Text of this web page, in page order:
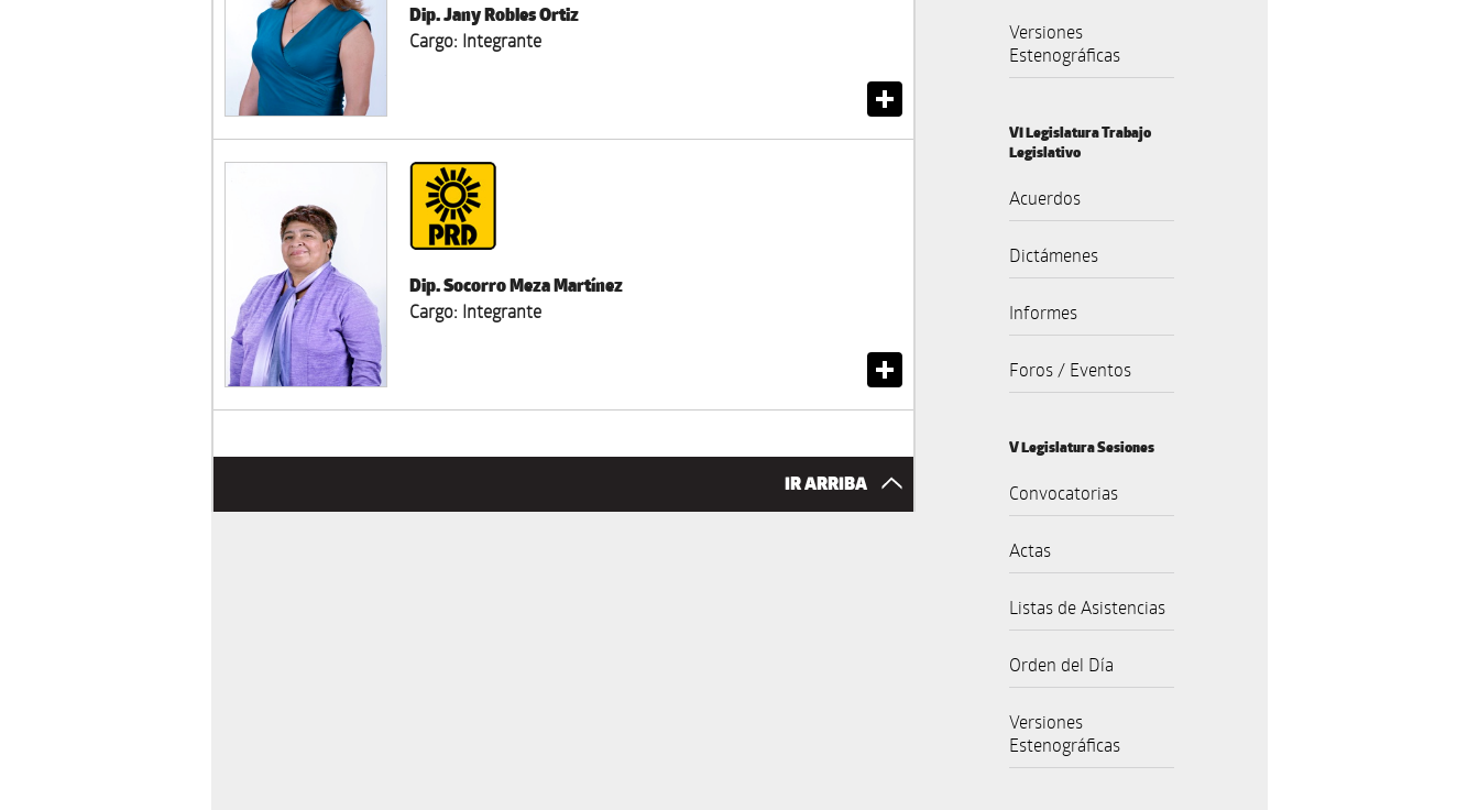
Dip. Jany Robles Ortiz
Cargo: Integrante
Dip. Socorro Meza Martínez
Cargo: Integrante
IR ARRIBA
Versiones
Estenográficas
VI Legislatura Trabajo
Legislativo
Acuerdos
Dictámenes
Informes
Foros / Eventos
V Legislatura Sesiones
Convocatorias
Actas
Listas de Asistencias
Orden del Día
Versiones
Estenográficas